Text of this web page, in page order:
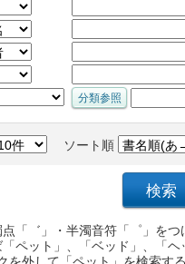
ソート順
「゛」・半濁音符「゜」を
「ペット」、「ベッド」、「